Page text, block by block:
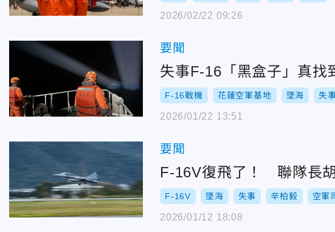
2026/02/22 09:26
要聞
失事F-16「黑盒子」真
F-16戰機 花蓮空軍基地 墜海 失
2026/01/22 13:51
要聞
F-16V復飛了！ 聯隊長
F-16V 墜海 失事 辛柏毅 空軍
2026/01/12 18:08